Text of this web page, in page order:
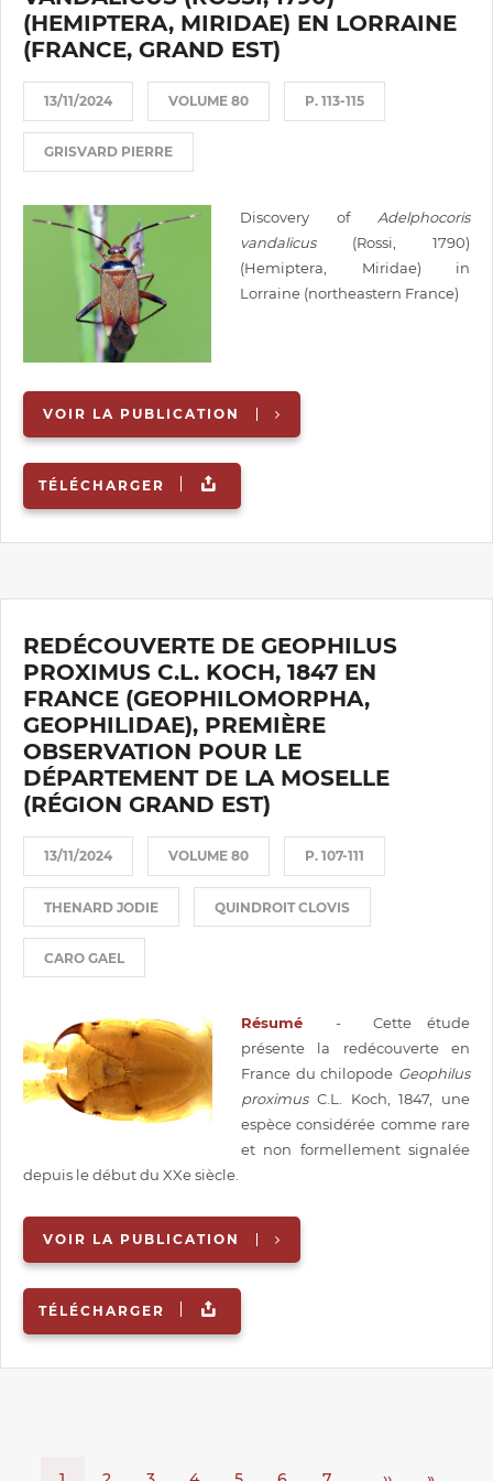
(HEMIPTERA, MIRIDAE) EN LORRAINE
(FRANCE, GRAND EST)
13/11/2024 VOLUME 80 P. 113-115
GRISVARD PIERRE
Discovery of Adelphocoris
vandalicus(Rossi, 1790)
(Hemiptera, Miridae) in
Lorraine (northeastern France)
VOIR LA PUBLICATION
TÉLÉCHARGER
REDÉCOUVERTE DE GEOPHILUS
PROXIMUS C.L. KOCH, 1847 EN
FRANCE (GEOPHILOMORPHA,
GEOPHILIDAE), PREMIÈRE
OBSERVATION POUR LE
DÉPARTEMENT DE LA MOSELLE
(RÉGION GRAND EST)
13/11/2024 VOLUME 80 P. 107-111
THENARD JODIE QUINDROIT CLOVIS
CARO GAEL
Résumé- Cette étude
présente la redécouverte en
France du chilopode Geophilus
proximusC.L. Koch, 1847, une
espèce considérée comme rare
et non formellement signalée
depuis le début du XXe siècle.
VOIR LA PUBLICATION
TÉLÉCHARGER